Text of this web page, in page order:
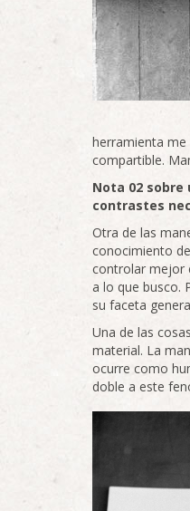
herramienta
compartible.
Nota 02
contrastes
Otra de las
conocimiento
controlar mejor
a lo que busco.
su faceta
Una de las
material. La
ocurre como
doble a este